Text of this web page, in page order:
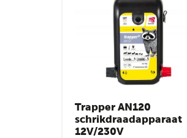
Trapper AN120
schrikdraadapparaat
12V/230V